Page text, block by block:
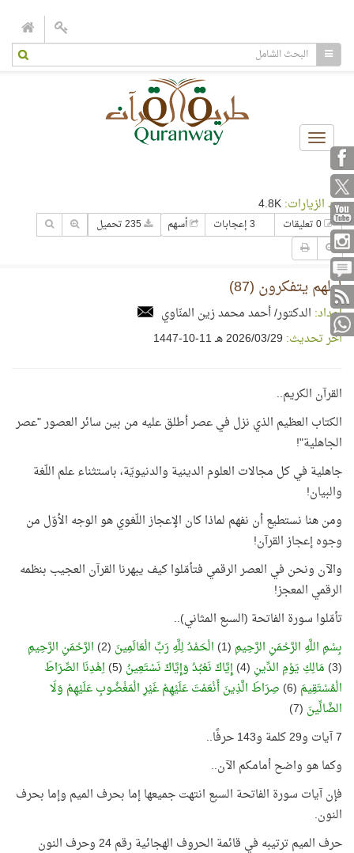
Toggle
navigation
عدد الزيارات:
3 إعجابات أسهم
لعلهم يتفكرون (87)
إعداد: الدكتور/ أحمد محمد زين المنّاوي
آخر تحديث: 29‏/03‏/2026 هـ 11-10-1447
القرآن الكريم..
الكتاب العظيم الذي نزل في عصر أطلق عليه من بين سائر العصور "عصر
الجاهلية"!
جاهلية في كل مجالات العلوم الدينية والدنيويّة، باستثناء علم اللّغة
والبيان!
ومن هنا نستطيع أن نفهم لماذا كان الإعجاز اللّغوي هو الوجه الأوّل من
وجوه إعجاز القرآن!
والآن ونحن في العصر الرقمي فتأمّلوا كيف يبهرنا القرآن العجيب بنظمه
الرقمي المعجز!
تأمّلوا سورة الفاتحة (السبع المثاني)..
بِسْمِ اللَّهِ الرَّحْمَنِ الرَّحِيمِ (1) الْحَمْدُ لِلَّهِ رَبِّ الْعَالَمِينَ (2)
الرَّحْمَنِ الرَّحِيمِ
(3)
مَالِكِ يَوْمِ الدِّينِ (4) إِيَّاكَ نَعْبُدُ وَإِيَّاكَ نَسْتَعِينُ (5)
اِهْدِنَا الصِّرَاطَ
الْمُسْتَقِيمَ (6)
صِرَاطَ الَّذِينَ أَنْعَمْتَ عَلَيْهِمْ غَيْرِ الْمَغْضُوبِ عَلَيْهِمْ وَلَا
الضَّالِّينَ (7)
7 آيات و29 كلمة و143 حرفًا..
وكما هو واضح أمامكم الآن..
فإن آيات سورة الفاتحة السبع انتهت جميعها إما بحرف الميم وإما بحرف
النون.
حرف الميم ترتيبه في قائمة الحروف الهجائية رقم 24 وحرف النون